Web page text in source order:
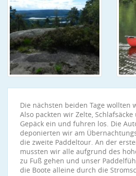
Die nächsten beiden Tage wollten
Also packten wir Zelte,
Gepäck ein und fuhren los. Die
deponierten wir am
die zweite Paddeltour. An der
mussten wir alle aufgrund des
zu Fuß gehen und unser
die Boote alleine durch die